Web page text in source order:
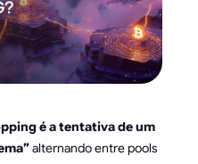
é a tentativa de um
alternando entre pools